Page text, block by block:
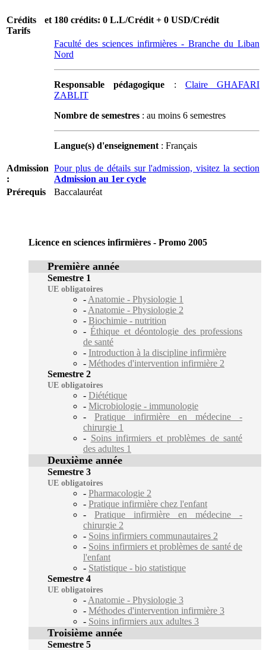
Crédits et
Tarifs
180 crédits: 0 L.L/Crédit + 0 USD/Crédit
Faculté des sciences infirmières - Branche du Liban
Nord
Responsable pédagogique : Claire GHAFARI
ZABLIT
Nombre de semestres : au moins 6 semestres
Langue(s) d'enseignement: Français
Admission
:
Pour plus de détails sur l'admission, visitez la section
Admission au 1er cycle
Prérequis
Baccalauréat
Licence en sciences infirmières - Promo 2005
Première année
Semestre 1
UE obligatoires
- Anatomie - Physiologie 1
- Anatomie - Physiologie 2
- Biochimie - nutrition
-Éthique et déontologie des professions
de santé
- Introduction à la discipline infirmière
- Méthodes d'intervention infirmière 2
Semestre 2
UE obligatoires
- Diététique
- Microbiologie - immunologie
- Pratique infirmière en médecine -
chirurgie 1
- Soins infirmiers et problèmes de santé
des adultes 1
Deuxième année
Semestre 3
UE obligatoires
- Pharmacologie 2
- Pratique infirmière chez l'enfant
- Pratique infirmière en médecine -
chirurgie 2
- Soins infirmiers communautaires 2
- Soins infirmiers et problèmes de santé de
l'enfant
- Statistique - bio statistique
Semestre 4
UE obligatoires
- Anatomie - Physiologie 3
- Méthodes d'intervention infirmière 3
- Soins infirmiers aux adultes 3
Troisième année
Semestre 5